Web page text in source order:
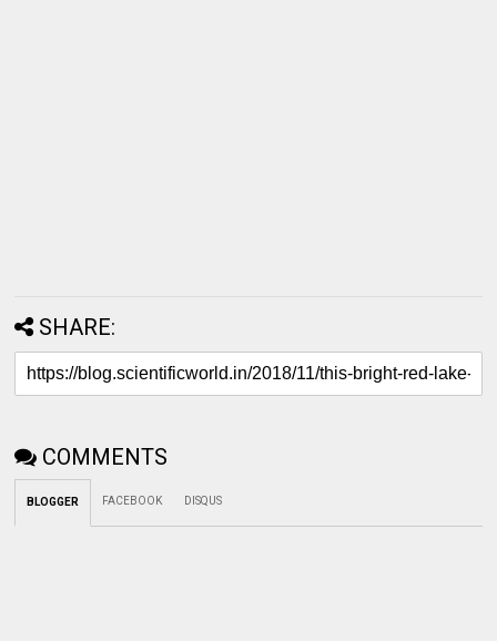
SHARE:
COMMENTS
BLOGGER FACEBOOK DISQUS